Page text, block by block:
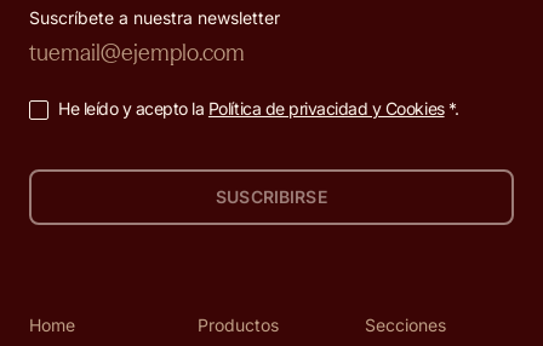
Suscríbete a nuestra newsletter
He leído y acepto la Política de privacidad y Cookies*.
SUSCRIBIRSE
Home Productos Secciones